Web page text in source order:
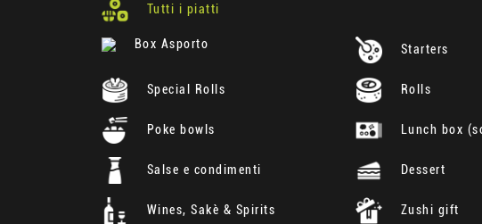
Tutti i piatti
Box Asporto Starters
Special Rolls Rolls
Poke bowls Lunch box
Salse e condimenti Dessert
Wines, Sakè & Spirits Zushi gift